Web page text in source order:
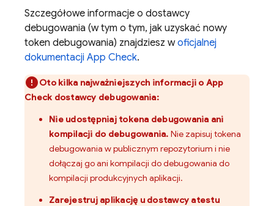
Szczegółowe informacje o dostawcy
debugowania (w tym o tym, jak uzyskać nowy
token debugowania) znajdziesz woficjalnej
dokumentacji App Check.
Oto kilka najważniejszych informacji o App
Check dostawcy debugowania:
Nie udostępniaj tokena debugowania ani
kompilacji do debugowania. Nie zapisuj tokena
debugowania w publicznym repozytorium i nie
dołączaj go ani kompilacji do debugowania do
kompilacji produkcyjnych aplikacji.
Zarejestruj aplikację u dostawcy atestu